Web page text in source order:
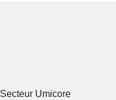
Secteur Umicore